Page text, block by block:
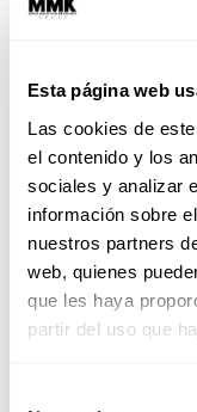
Esta página web
Las cookies de
el contenido y los
sociales y analizar
información sobre
nuestros partners
web, quienes
que les haya
partir del uso que
Para
que